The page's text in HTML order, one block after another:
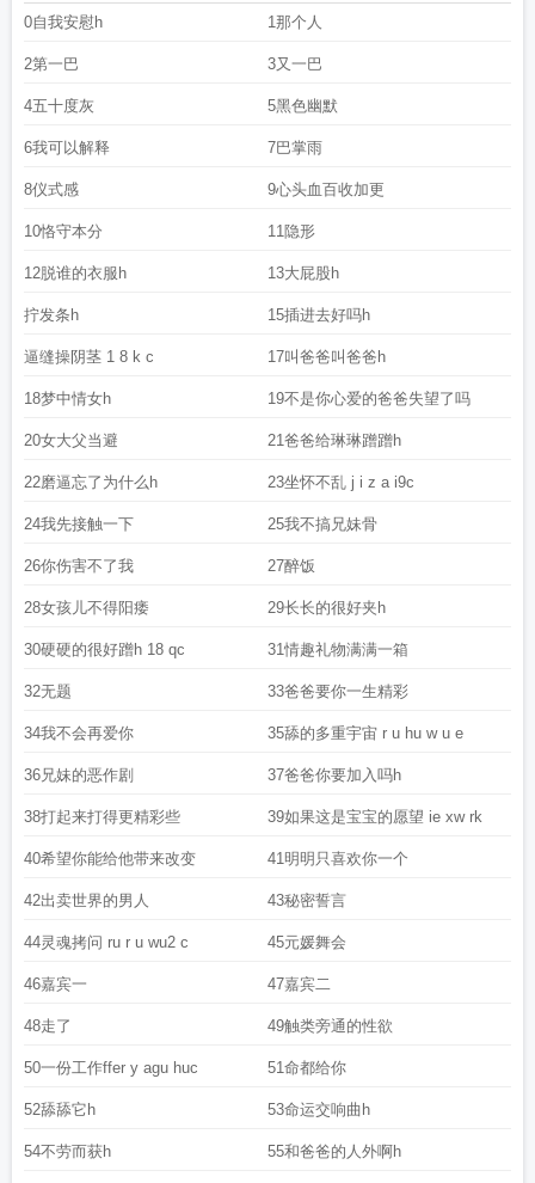
0自我安慰h 1那个人
2第一巴 3又一巴
4五十度灰 5黑色幽默
6我可以解释 7巴掌雨
8仪式感 9心头血百收加更
10恪守本分 11隐形
12脱谁的衣服h 13大屁股h
拧发条h 15插进去好吗h
逼缝操阴茎 1 8 k c 17叫爸爸叫爸爸h
18梦中情女h 19不是你心爱的爸爸失望了吗
20女大父当避 21爸爸给琳琳蹭蹭h
22磨逼忘了为什么h 23坐怀不乱 j i z a i9c
24我先接触一下 25我不搞兄妹骨
26你伤害不了我 27醉饭
28女孩儿不得阳痿 29长长的很好夹h
30硬硬的很好蹭h 18 qc 31情趣礼物满满一箱
32无题 33爸爸要你一生精彩
34我不会再爱你 35舔的多重宇宙 r u hu w u e
36兄妹的恶作剧 37爸爸你要加入吗h
38打起来打得更精彩些 39如果这是宝宝的愿望 ie xw rk
40希望你能给他带来改变 41明明只喜欢你一个
42出卖世界的男人 43秘密誓言
44灵魂拷问 ru r u wu2 c 45元媛舞会
46嘉宾一 47嘉宾二
48走了 49触类旁通的性欲
50一份工作ffer y agu huc 51命都给你
52舔舔它h 53命运交响曲h
54不劳而获h 55和爸爸的人外啊h